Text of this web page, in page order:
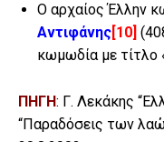
Ο αρχαίος Έλλην
Αντιφάνης[10]
κωμωδία με τίτλο
ΠΗΓΗ: Γ. Λεκάκης
“Παραδόσεις των